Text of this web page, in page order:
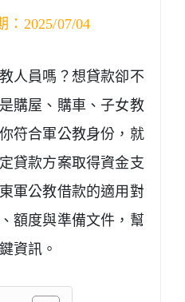
：2025/07/04
人員嗎？想貸款卻不
購屋、購車、子女教
符合軍公教身份，就
貸款方案取得資金支
軍公教借款的適用對
額度與準備文件，幫
資訊。